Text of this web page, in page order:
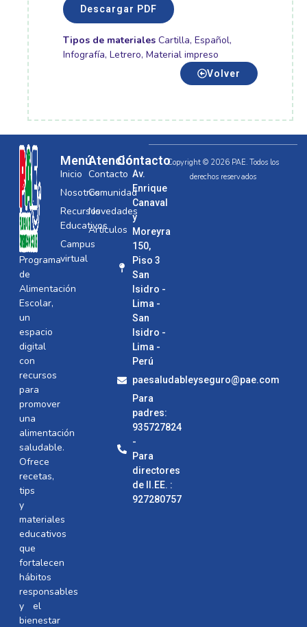
Descargar PDF
Tipos de materiales Cartilla, Español,
Infografía, Letrero, Material impreso
Volver
Programa
de
Alimentación
Escolar,
un
espacio
digital
con
recursos
para
promover
una
alimentación
saludable.
Ofrece
recetas,
tips
y
materiales
educativos
que
fortalecen
hábitos
responsables
y el
bienestar
Menú
Inicio
Nosotros
Recursos
Educativos
Campus
virtual
Atención
Contacto
Comunidad
Novedades
Artículos
Contacto
Av.
Enrique
Canaval
y
Moreyra
150,
Piso 3
San
Isidro -
Lima -
San
Isidro -
Lima -
Perú
paesaludableyseguro@pae.com
Para
padres:
935727824
-
Para
directores
de II.EE. :
927280757
Copyright © 2026 PAE. Todos los
derechos reservados